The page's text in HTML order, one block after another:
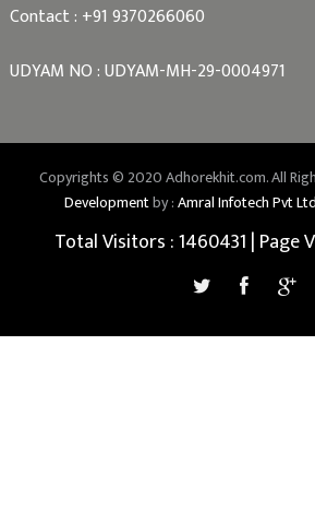
Contact : +91 9370266060
UDYAM NO : UDYAM-MH-29-0004971
Copyrights © 2020 Adhorekhit.com. All
Developmentby :Amral Infotech Pvt
Total Visitors :1460431 | Page